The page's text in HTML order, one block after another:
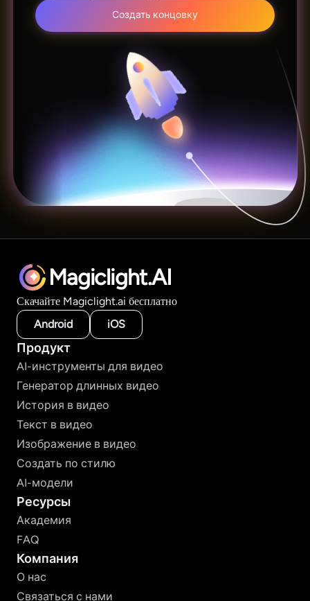
Создать концовку
Magiclight.AI
Скачайте Magiclight.ai бесплатно
Android
iOS
Продукт
AI-инструменты для видео
Генератор длинных видео
История в видео
Текст в видео
Изображение в видео
Создать по стилю
AI-модели
Ресурсы
Академия
FAQ
Компания
О нас
Связаться с нами